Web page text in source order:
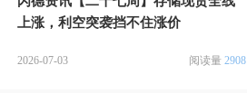
上涨，利空突袭挡不住涨价
2026-07-03 阅读量 2908